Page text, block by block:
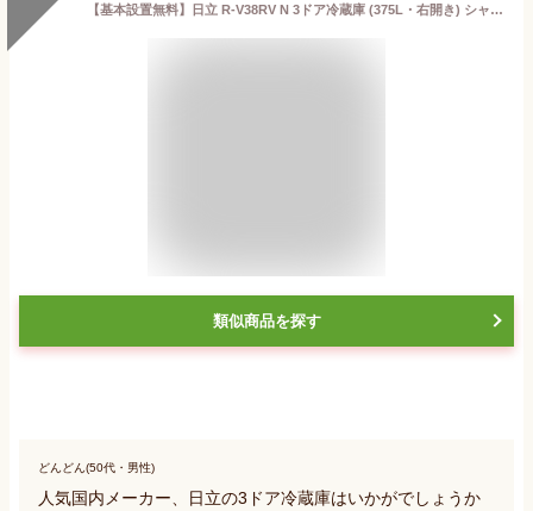
【基本設置無料】日立 R-V38RV N 3ドア冷蔵庫 (375L・右開き) シャンパン【時間指定不可】(※配送先により納期が前後する可能性がございます)【納期目安：約2〜4週間】
類似商品を探す
どんどん(50代・男性)
人気国内メーカー、日立の3ドア冷蔵庫はいかがでしょうか